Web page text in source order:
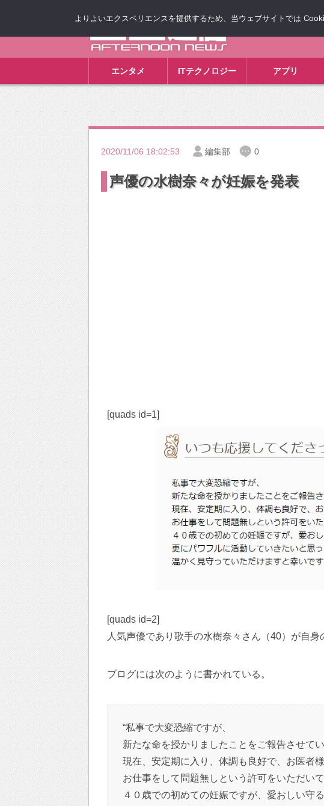
エンタメ ITテクノロジー アプリ
2020/11/06 18:02:53 編集部 0
声優の水樹奈々が妊娠を発表
[quads id=1]
[quads id=2]
人気声優であり歌手の水樹奈々さん（40）が自身
ブログには次のように書かれている。
“私事で大変恐縮ですが、
新たな命を授かりましたことをご報告させてい
現在、安定期に入り、体調も良好で、お医者
お仕事をして問題無しという許可をいただいて
４０歳での初めての妊娠ですが、愛おしい守る
よりよいエクスペリエンスを提供するため、当ウェブサイトでは